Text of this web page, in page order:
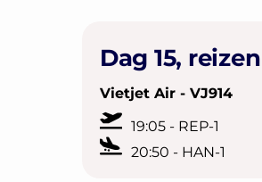
Dag 15,
Vietjet Air - VJ914
19:05 - REP-1
20:50 - HAN-1